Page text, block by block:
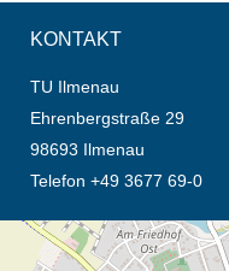
KONTAKT
TU Ilmenau
Ehrenbergstraße 29
98693 Ilmenau
Telefon +49 3677 69-0
Öffnet die